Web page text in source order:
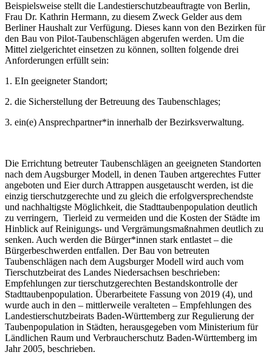
Beispielsweise stellt die Landestierschutzbeauftragte von Berlin,
Frau Dr. Kathrin Hermann, zu diesem Zweck Gelder aus dem
Berliner Haushalt zur Verfügung. Dieses kann von den Bezirken für
den Bau von Pilot-Taubenschlägen abgerufen werden. Um die
Mittel zielgerichtet einsetzen zu können, sollten folgende drei
Anforderungen erfüllt sein:
1. EIn geeigneter Standort;
2. die Sicherstellung der Betreuung des Taubenschlages;
3. ein(e) Ansprechpartner*in innerhalb der Bezirksverwaltung.
Die Errichtung betreuter Taubenschlägen an geeigneten Standorten
nach dem Augsburger Modell, in denen Tauben artgerechtes Futter
angeboten und Eier durch Attrappen ausgetauscht werden, ist die
einzig tierschutzgerechte und zu gleich die erfolgversprechendste
und nachhaltigste Möglichkeit, die Stadttaubenpopulation deutlich
zu verringern, Tierleid zu vermeiden und die Kosten der Städte im
Hinblick auf Reinigungs- und Vergrämungsmaßnahmen deutlich zu
senken. Auch werden die Bürger*innen stark entlastet – die
Bürgerbeschwerden entfallen. Der Bau von betreuten
Taubenschlägen nach dem Augsburger Modell wird auch vom
Tierschutzbeirat des Landes Niedersachsen beschrieben:
Empfehlungen zur tierschutzgerechten Bestandskontrolle der
Stadttaubenpopulation. Überarbeitete Fassung von 2019 (4), und
wurde auch in den – mittlerweile veralteten – Empfehlungen des
Landestierschutzbeirats Baden-Württemberg zur Regulierung der
Taubenpopulation in Städten, herausgegeben vom Ministerium für
Ländlichen Raum und Verbraucherschutz Baden-Württemberg im
Jahr 2005, beschrieben.